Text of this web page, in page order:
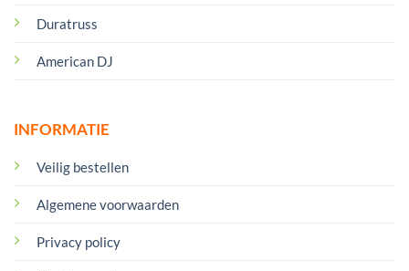
Duratruss
American DJ
INFORMATIE
Veilig bestellen
Algemene voorwaarden
Privacy policy